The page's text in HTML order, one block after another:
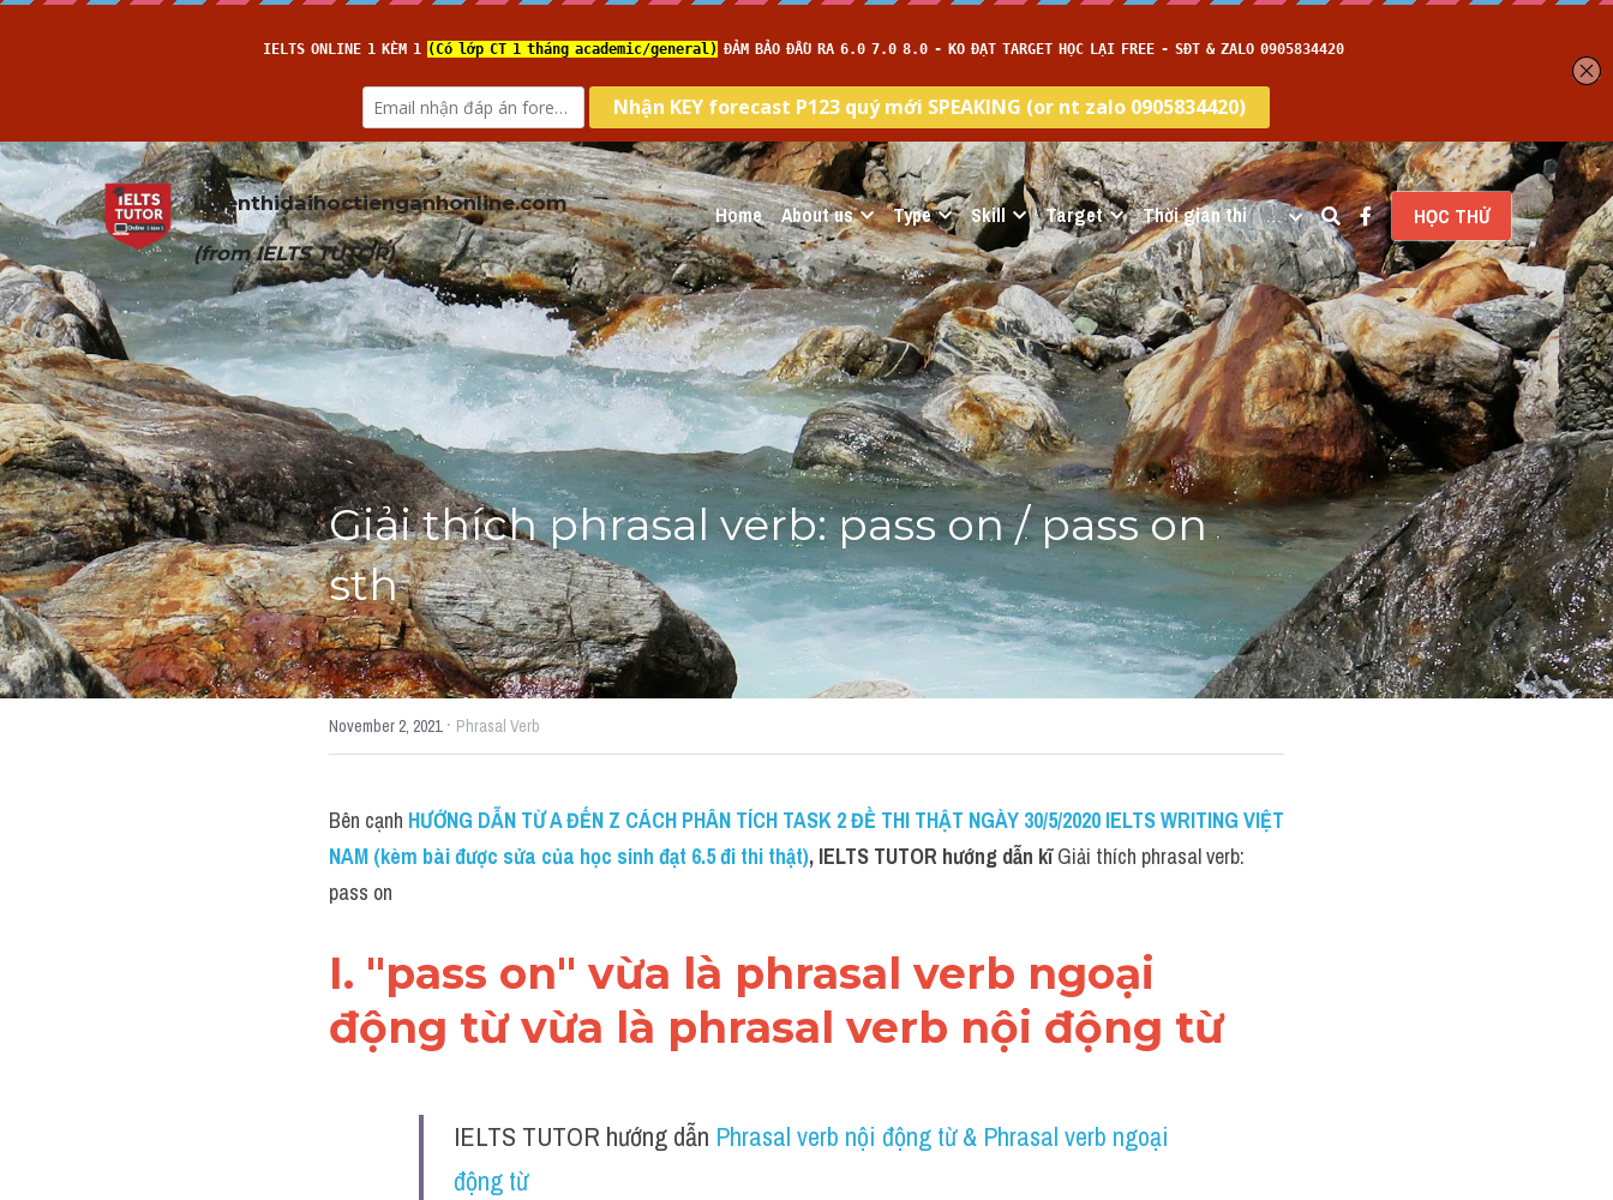
luyenthidaihoctienganhonline.com
(from IELTS TUTOR)
Home About us Type Skill Target Thời gian thi … HỌC THỬ
Giải thích phrasal verb: pass on / pass on
sth
November 2, 2021· Phrasal Verb
Bên cạnh HƯỚNG DẪN TỪ A ĐẾN Z CÁCH PHÂN TÍCH TASK 2 ĐỀ THI THẬT NGÀY 30/5/2020 IELTS WRITING VIỆT
NAM (kèm bài được sửa của học sinh đạt 6.5 đi thi thật), IELTS TUTOR hướng dẫn kĩ Giải thích phrasal verb:
pass on
I. "pass on" vừa là phrasal verb ngoại
động từ vừa là phrasal verb nội động từ
IELTS TUTOR hướng dẫn Phrasal verb nội động từ & Phrasal verb ngoại
động từ